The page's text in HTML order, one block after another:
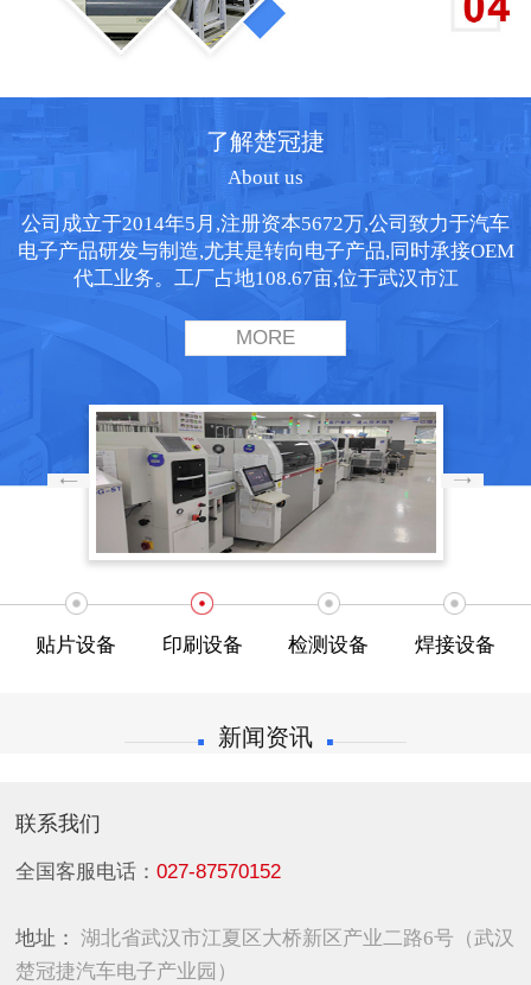
了解楚冠捷
About us
公司成立于2014年5月,注册资本5672万,公司致力于汽车
电子产品研发与制造,尤其是转向电子产品,同时承接OEM
代工业务。工厂占地108.67亩,位于武汉市江
MORE
贴片设备 印刷设备 检测设备 焊接设备
新闻资讯
联系我们
全国客服电话：027-87570152
地址： 湖北省武汉市江夏区大桥新区产业二路6号（武汉
楚冠捷汽车电子产业园）